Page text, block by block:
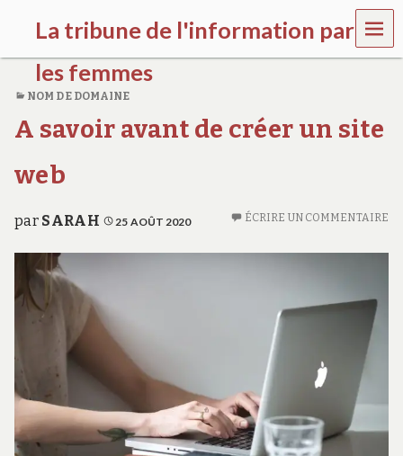
La tribune de l'information par
les femmes
a
t
i
n
o
m
e
a
r
d
MEN
U
NOM DE DOMAINE
A savoir avant de créer un site
web
par SARAH 25 AOÛT 2020 ÉCRIRE UN COMMENTAIRE